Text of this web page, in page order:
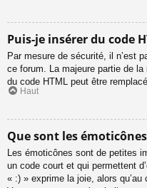
Puis-je insérer du code
Par mesure de sécurité, il n’est
ce forum. La majeure partie de
du code HTML peut être
Haut
Que sont les
Les émoticônes sont de petites
un code court et qui permettent
« :) » exprime la joie, alors